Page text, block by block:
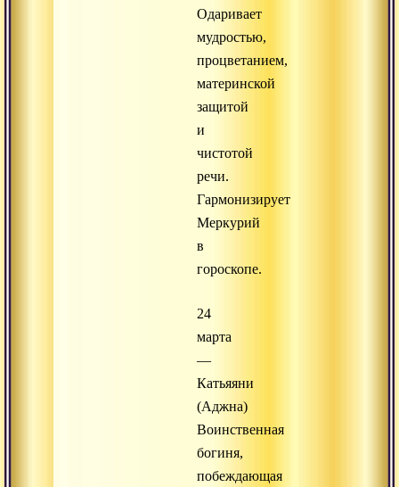
Одаривает
мудростью,
процветанием,
материнской
защитой
и
чистотой
речи.
Гармонизирует
Меркурий
в
гороскопе.
24
марта
—
Катьяяни
(Аджна)
Воинственная
богиня,
побеждающая